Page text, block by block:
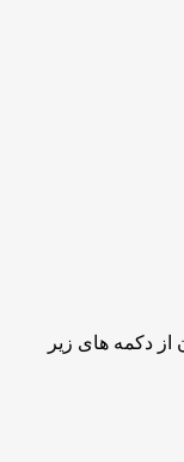
دکمه های زیر